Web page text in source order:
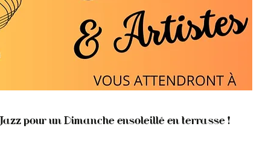
pour un Dimanche ensoleillé en terrasse !